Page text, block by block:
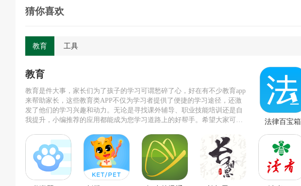
猜你喜欢
教育 工具
教育
教育是件大事，家长们为了孩子的学习可谓愁碎了心，好在有不少教育app
来帮助家长，这些教育类APP不仅为学习者提供了便捷的学习途径，还激
发了他们的学习兴趣和动力。无论是寻找课外辅导、职业技能培训还是自
我提升，小编推荐的应用都能成为您学习道路上的好帮手。希望大家可以
法律百宝箱